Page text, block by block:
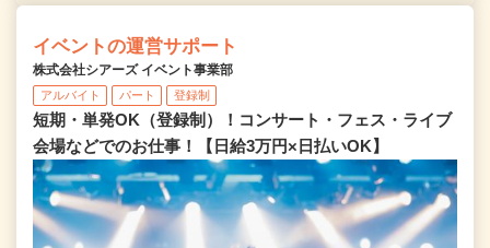
イベントの運営サポート
株式会社シアーズ イベント事業部
アルバイト パート 登録制
短期・単発OK（登録制）！コンサート・フェス・ライブ
会場などでのお仕事！【日給3万円×日払いOK】